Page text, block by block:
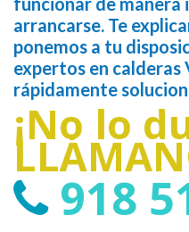
arrancarse. Te
ponemos a tu
expertos en calderas
rápidamente
¡No lo
918